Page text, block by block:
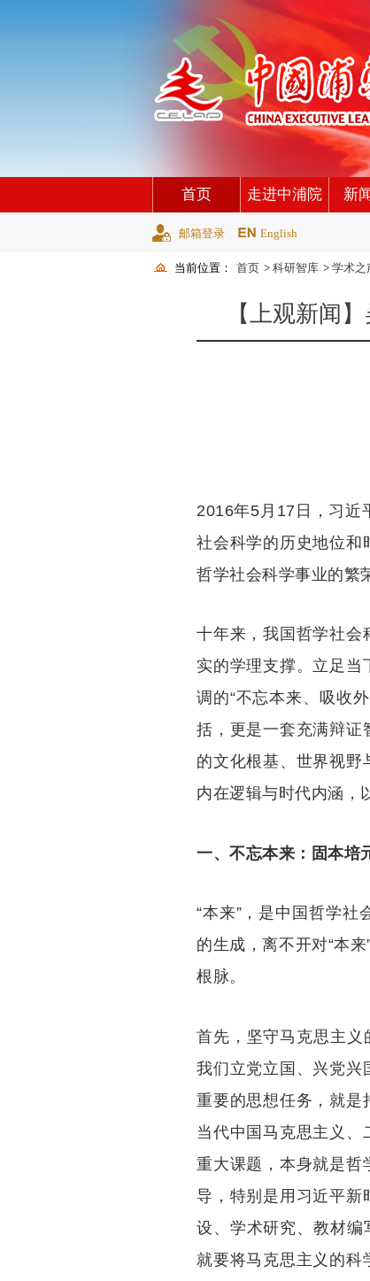
首页 走进中浦院 新
邮箱登录 English
当前位置： 首页 > 科研智库 > 学术之
【上观新闻
2016年5月17日，习近
社会科学的历史地位和
哲学社会科学事业的繁
十年来，我国哲学社会
实的学理支撑。立足当
调的“不忘本来、吸收
括，更是一套充满辩证
的文化根基、世界视野
内在逻辑与时代内涵，
一、不忘本来：固本培
“本来”，是中国哲学
的生成，离不开对“本
根脉。
首先，坚守马克思主义
我们立党立国、兴党兴
重要的思想任务，就是
当代中国马克思主义、
重大课题，本身就是哲
导，特别是用习近平新
设、学术研究、教材编
就要将马克思主义的科